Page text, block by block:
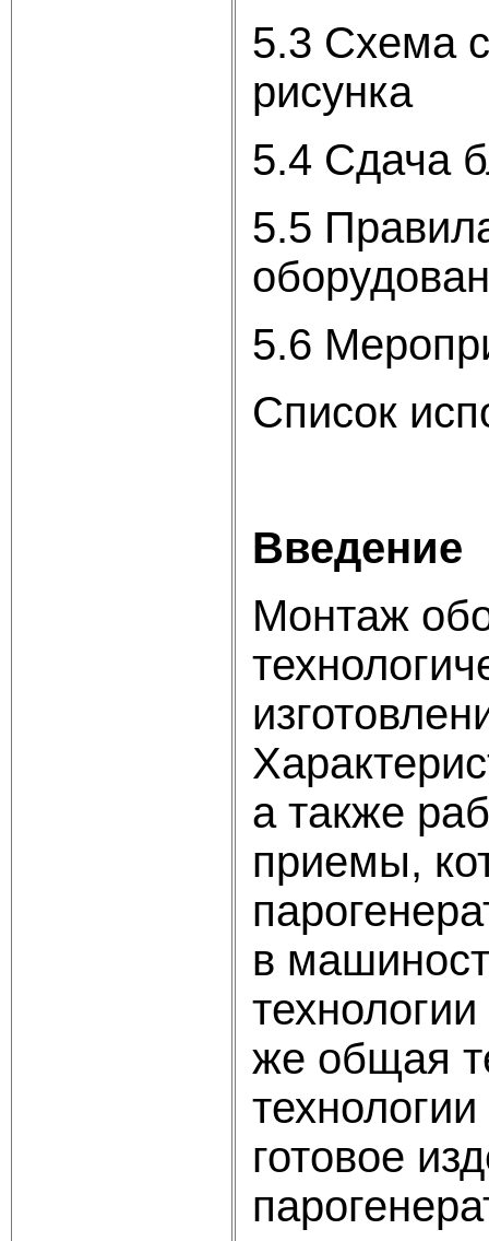
5.3 Схема
рисунка
5.4 Сдача
5.5
5.6
Список
Введение
Монтаж
а также
приемы,
в
же общая
готовое